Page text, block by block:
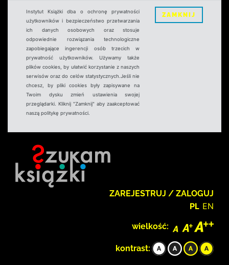
Instytut Książki dba o ochronę prywatności
użytkowników i bezpieczeństwo przetwarzania
ich danych osobowych oraz stosuje
odpowiednie rozwiązania technologiczne
zapobiegające ingerencji osób trzecich w
prywatność użytkowników. Używamy także
plików cookies, by ułatwić korzystanie z naszych
serwisów oraz do celów statystycznych.Jeśli nie
chcesz, by pliki cookies były zapisywane na
Twoim dysku zmień ustawienia swojej
przeglądarki. Kliknij "Zamknij" aby zaakceptować
naszą politykę prywatności.
ZAMKNIJ
ZAREJESTRUJ / ZALOGUJ
PL EN
wielkość:
kontrast: